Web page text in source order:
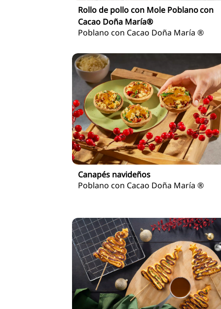
Rollo de pollo con Mole Poblano con
Cacao Doña María®
Poblano con Cacao Doña María ®
Canapés navideños
Poblano con Cacao Doña María ®